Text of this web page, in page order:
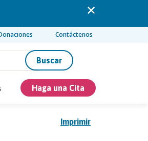
Contáctenos
Buscar
Haga una Cita
Imprimir